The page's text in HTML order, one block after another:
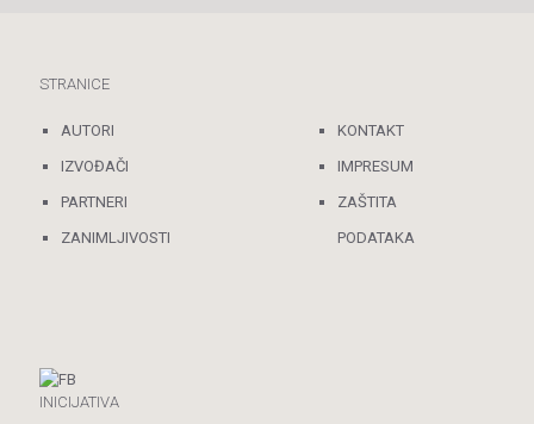
STRANICE
AUTORI
IZVOĐAČI
PARTNERI
ZANIMLJIVOSTI
KONTAKT
IMPRESUM
ZAŠTITA
PODATAKA
INICIJATIVA